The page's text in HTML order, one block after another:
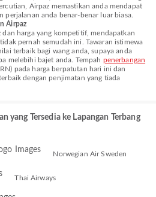
Airpaz memastikan anda mendapat
perjalanan anda benar-benar luar biasa.
Airpaz
dan harga yang kompetitif, mendapatkan
pernah semudah ini. Tawaran istimewa
terbaik bagi wang anda, supaya anda
melebihi bajet anda. Tempah penerbangan
pada harga berpatutan hari ini dan
dengan penjimatan yang tiada
yang Tersedia ke Lapangan Terbang
Norwegian Air Sweden
Thai Airways